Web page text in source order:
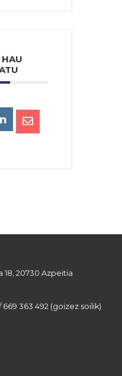
18, 20730 Azpeitia
669 363 492 (goizez soilik)